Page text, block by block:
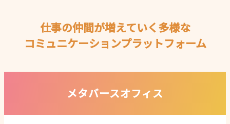
仕事の仲間が増えていく多様な
コミュニケーションプラットフォーム
メタバースオフィス